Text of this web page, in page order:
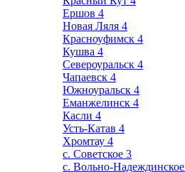
Ершов 4
Новая Ляля 4
Красноуфимск 4
Кушва 4
Североуральск 4
Чапаевск 4
Южноуральск 4
Еманжелинск 4
Касли 4
Усть-Катав 4
Хромтау 4
с. Советское 3
с. Вольно-Надеждинское